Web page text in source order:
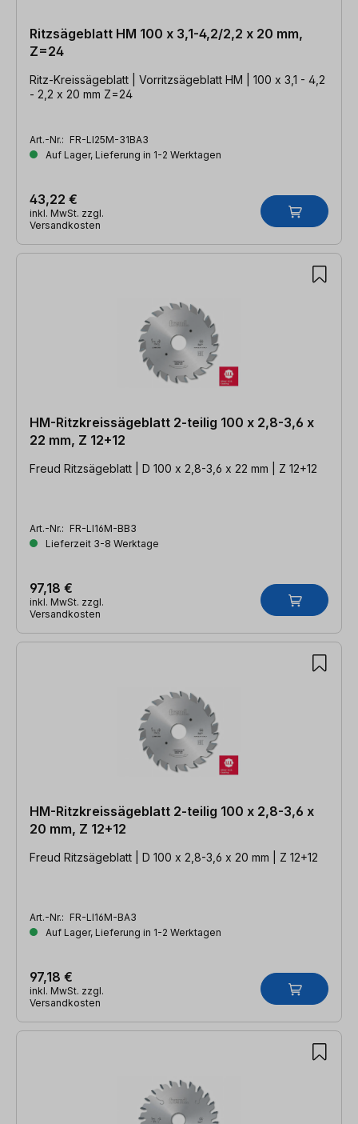
Ritzsägeblatt HM 100 x 3,1-4,2/2,2 x 20 mm,
Z=24
Ritz-Kreissägeblatt | Vorritzsägeblatt HM | 100 x 3,1 - 4,2
- 2,2 x 20 mm Z=24
Art.-Nr.: FR-LI25M-31BA3
Auf Lager, Lieferung in 1-2 Werktagen
43,22 €
inkl. MwSt. zzgl.
Versandkosten
HM-Ritzkreissägeblatt 2-teilig 100 x 2,8-3,6 x
22 mm, Z 12+12
Freud Ritzsägeblatt | D 100 x 2,8-3,6 x 22 mm | Z 12+12
Art.-Nr.: FR-LI16M-BB3
Lieferzeit 3-8 Werktage
97,18 €
inkl. MwSt. zzgl.
Versandkosten
HM-Ritzkreissägeblatt 2-teilig 100 x 2,8-3,6 x
20 mm, Z 12+12
Freud Ritzsägeblatt | D 100 x 2,8-3,6 x 20 mm | Z 12+12
Art.-Nr.: FR-LI16M-BA3
Auf Lager, Lieferung in 1-2 Werktagen
97,18 €
inkl. MwSt. zzgl.
Versandkosten